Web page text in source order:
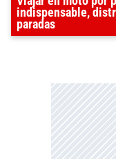
indispensable,
paradas